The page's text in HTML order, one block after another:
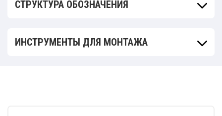
СТРУКТУРА ОБОЗНАЧЕНИЯ
ИНСТРУМЕНТЫ ДЛЯ МОНТАЖА